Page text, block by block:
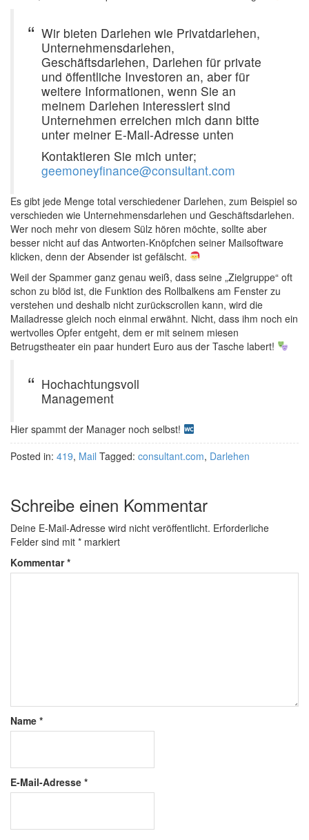
Wir bieten Darlehen wie Privatdarlehen,
Unternehmensdarlehen,
Geschäftsdarlehen, Darlehen für private
und öffentliche Investoren an, aber für
weitere Informationen, wenn Sie an
meinem Darlehen interessiert sind
Unternehmen erreichen mich dann bitte
unter meiner E-Mail-Adresse unten
Kontaktieren Sie mich unter;
geemoneyfinance@consultant.com
Es gibt jede Menge total verschiedener Darlehen, zum Beispiel so
verschieden wie Unternehmensdarlehen und Geschäftsdarlehen.
Wer noch mehr von diesem Sülz hören möchte, sollte aber
besser nicht auf das Antworten-Knöpfchen seiner Mailsoftware
klicken, denn der Absender ist gefälscht.
Weil der Spammer ganz genau weiß, dass seine „Zielgruppe“ oft
schon zu blöd ist, die Funktion des Rollbalkens am Fenster zu
verstehen und deshalb nicht zurückscrollen kann, wird die
Mailadresse gleich noch einmal erwähnt. Nicht, dass ihm noch ein
wertvolles Opfer entgeht, dem er mit seinem miesen
Betrugstheater ein paar hundert Euro aus der Tasche labert!
Hochachtungsvoll
Management
Hier spammt der Manager noch selbst!
Posted in: 419, Mail Tagged: consultant.com, Darlehen
Schreibe einen Kommentar
Deine E-Mail-Adresse wird nicht veröffentlicht. Erforderliche
Felder sind mit * markiert
Kommentar*
Name *
E-Mail-Adresse *